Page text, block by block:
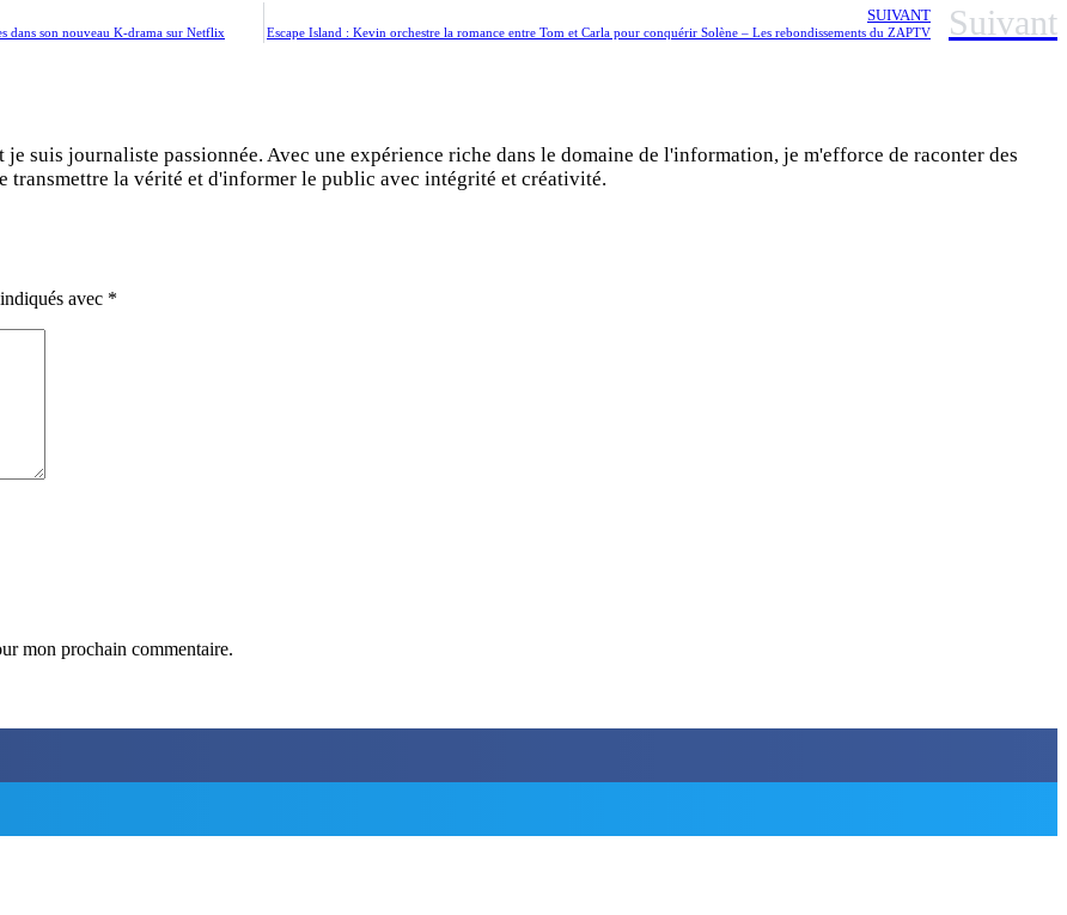
dans son nouveau K-drama sur Netflix
SUIVANT
Escape Island : Kevin orchestre la romance entre Tom et Carla pour conquérir Solène – Les rebondissements du ZAPTV Suivant
suis journaliste passionnée. Avec une expérience riche dans le domaine de l'information, je m'efforce de raconter des
transmettre la vérité et d'informer le public avec intégrité et créativité.
avec *
mon prochain commentaire.